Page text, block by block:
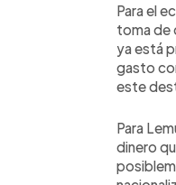
Para el
toma de
ya está
gasto
este
Para
dinero